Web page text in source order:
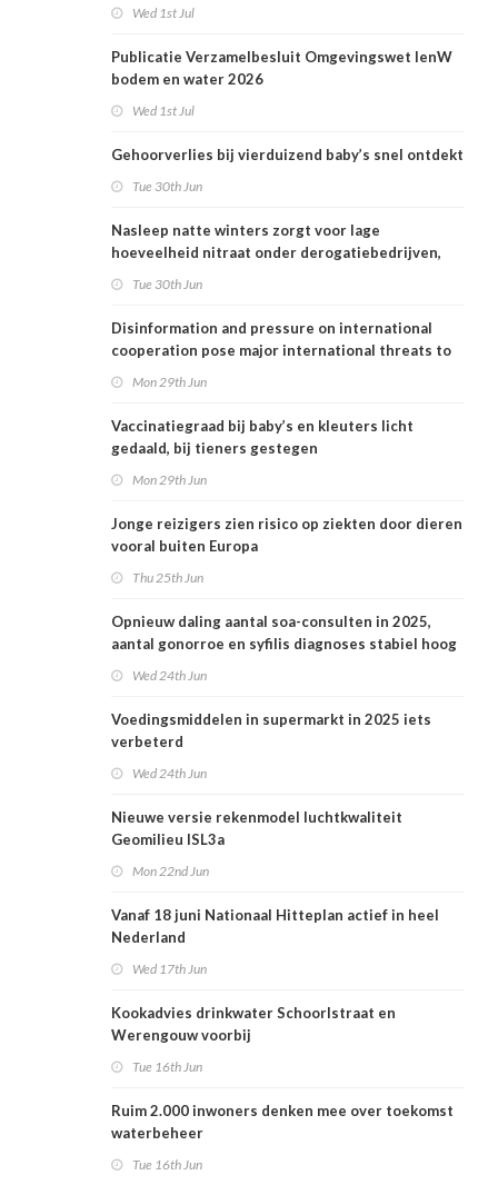
Wed 1st Jul
Publicatie Verzamelbesluit Omgevingswet IenW
bodem en water 2026
Wed 1st Jul
Gehoorverlies bij vierduizend baby’s snel ontdekt
Tue 30th Jun
Nasleep natte winters zorgt voor lage
hoeveelheid nitraat onder derogatiebedrijven,
Tue 30th Jun
Disinformation and pressure on international
cooperation pose major international threats to
Mon 29th Jun
Vaccinatiegraad bij baby’s en kleuters licht
gedaald, bij tieners gestegen
Mon 29th Jun
Jonge reizigers zien risico op ziekten door dieren
vooral buiten Europa
Thu 25th Jun
Opnieuw daling aantal soa-consulten in 2025,
aantal gonorroe en syfilis diagnoses stabiel hoog
Wed 24th Jun
Voedingsmiddelen in supermarkt in 2025 iets
verbeterd
Wed 24th Jun
Nieuwe versie rekenmodel luchtkwaliteit
Geomilieu ISL3a
Mon 22nd Jun
Vanaf 18 juni Nationaal Hitteplan actief in heel
Nederland
Wed 17th Jun
Kookadvies drinkwater Schoorlstraat en
Werengouw voorbij
Tue 16th Jun
Ruim 2.000 inwoners denken mee over toekomst
waterbeheer
Tue 16th Jun